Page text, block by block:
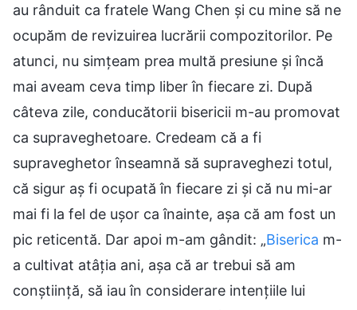
au rânduit ca fratele Wang Chen și cu mine să ne
ocupăm de revizuirea lucrării compozitorilor. Pe
atunci, nu simțeam prea multă presiune și încă
mai aveam ceva timp liber în fiecare zi. După
câteva zile, conducătorii bisericii m-au promovat
ca supraveghetoare. Credeam că a fi
supraveghetor înseamnă să supraveghezi totul,
că sigur aș fi ocupată în fiecare zi și că nu mi-ar
mai fi la fel de ușor ca înainte, așa că am fost un
pic reticentă. Dar apoi m-am gândit: „Biserica m-
a cultivat atâția ani, așa că ar trebui să am
conștiință, să iau în considerare intențiile lui